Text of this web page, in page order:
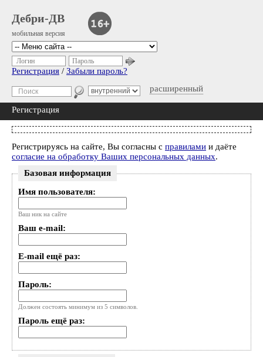
Дебри-ДВ
мобильная версия
расширенный
Логин Пароль
Регистрация / Забыли пароль?
Регистрация
Регистрируясь на сайте, Вы согласны с правилами и даёте
согласие на обработку Ваших персональных данных.
Базовая информация
Имя пользователя:
Ваш ник на сайте
Ваш e-mail:
E-mail ещё раз:
Пароль:
Должен состоять минимум из 5 символов.
Пароль ещё раз: